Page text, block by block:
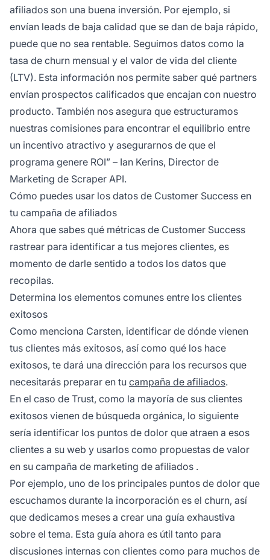
afiliados son una buena inversión. Por ejemplo, si
envían leads de baja calidad que se dan de baja rápido,
puede que no sea rentable. Seguimos datos como la
tasa de churn mensual y el valor de vida del cliente
(LTV). Esta información nos permite saber qué partners
envían prospectos calificados que encajan con nuestro
producto. También nos asegura que estructuramos
nuestras comisiones para encontrar el equilibrio entre
un incentivo atractivo y asegurarnos de que el
programa genere ROI” – Ian Kerins, Director de
Marketing de Scraper API.
Cómo puedes usar los datos de Customer Success en
tu campaña de afiliados
Ahora que sabes qué métricas de Customer Success
rastrear para identificar a tus mejores clientes, es
momento de darle sentido a todos los datos que
recopilas.
Determina los elementos comunes entre los clientes
exitosos
Como menciona Carsten, identificar de dónde vienen
tus clientes más exitosos, así como qué los hace
exitosos, te dará una dirección para los recursos que
necesitarás preparar en tu campaña de afiliados.
En el caso de Trust, como la mayoría de sus clientes
exitosos vienen de búsqueda orgánica, lo siguiente
sería identificar los puntos de dolor que atraen a esos
clientes a su web y usarlos como propuestas de valor
en su campaña de marketing de afiliados .
Por ejemplo, uno de los principales puntos de dolor que
escuchamos durante la incorporación es el churn, así
que dedicamos meses a crear una guía exhaustiva
sobre el tema. Esta guía ahora es útil tanto para
discusiones internas con clientes como para muchos de